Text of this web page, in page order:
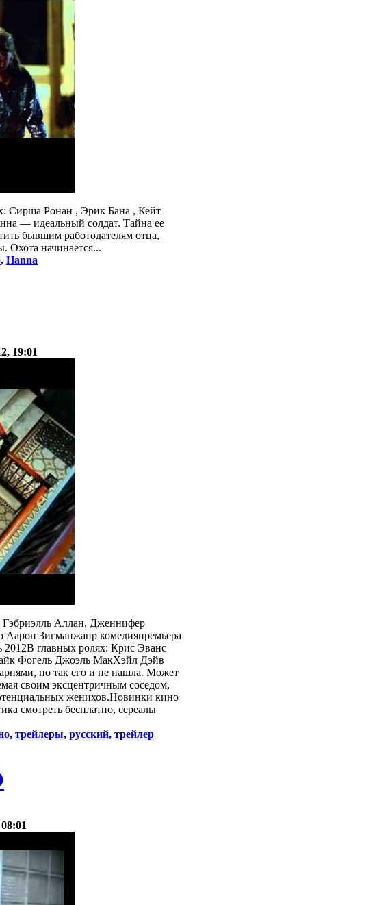
Сирша Ронан , Эрик Бана , Кейт
— идеальный солдат. Тайна ее
бывшим работодателям отца,
Охота начинается...
, Hanna
19:01
Аллан, Дженнифер
Зигманжанр комедияпремьера
2012В главных ролях: Крис Эванс
Фогель Джоэль МакХэйл Дэйв
но так его и не нашла. Может
своим эксцентричным соседом,
женихов.Новинки кино
смотреть бесплатно, сереалы
, трейлеры, русский, трейлер